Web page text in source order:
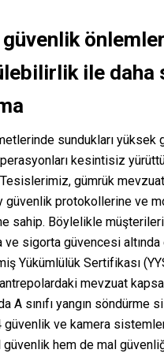
ile daha
sundukları yüksek
kesintisiz
gümrük
güvenlik protokollerine ve
sahip. Böylelikle
sigorta güvencesi altında
Yükümlülük Sertifikası
mevzuat
A sınıfı yangın söndürme
güvenlik ve kamera
hem de mal